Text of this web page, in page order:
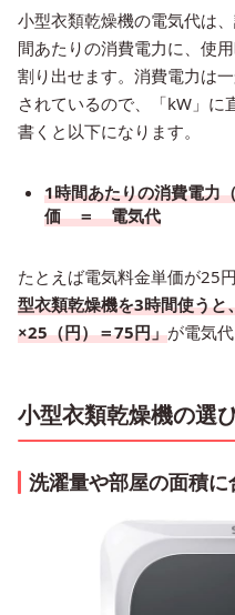
小型衣類乾燥機の電気代は
間あたりの消費電力に、使
割り出せます。消費電力は
されているので、「kW」に
書くと以下になります。
1時間あたりの消費電力
価 ＝ 電気代
たとえば電気料金単価が25円
型衣類乾燥機を3時間使う
×25（円）＝75円」が電気代
小型衣類乾燥機の選
洗濯量や部屋の面積